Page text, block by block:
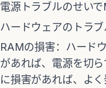
電源トラブルのせい
ハードウェアのトラ
RAMの損害：ハード
があれば、電源を切
に損害があれば、よく